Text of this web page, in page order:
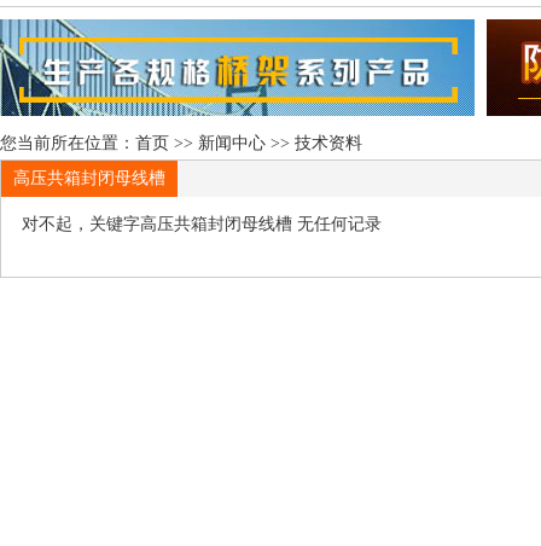
您当前所在位置： 首页 >> 新闻中心 >> 技术资料
高压共箱封闭母线槽
对不起，关键字高压共箱封闭母线槽无任何记录